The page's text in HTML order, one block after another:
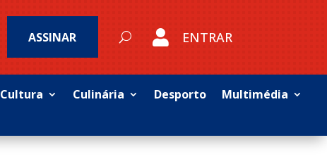
ASSINAR  ENTRAR
Cultura Culinária Desporto
Multimédia